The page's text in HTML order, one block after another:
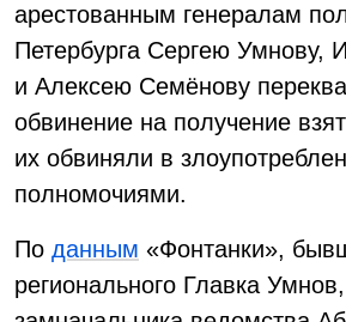
арестованным генералам
Петербурга Сергею Умнову,
и Алексею Семёнову
обвинение на получение
их обвиняли в
полномочиями.
По данным «Фонтанки»,
регионального Главка